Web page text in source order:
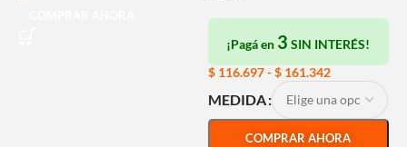
¡Pagá en 3 SIN INTERÉS!
$116.697-$161.342
MEDIDA
COMPRAR AHORA